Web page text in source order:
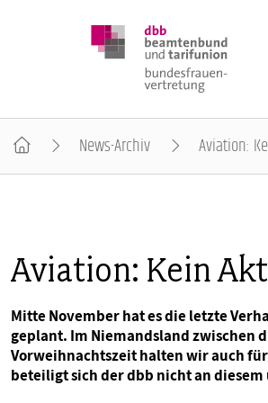
BUNDESTAGSWAHL 2025
POSITIONEN
SCHWERPUNKTTHEMEN
News-Archiv Aviation:
Aviation: Kein
Mitte November hat es die letzte
geplant. Im Niemandsland zwischen
Vorweihnachtszeit halten wir auch
beteiligt sich der dbb nicht an